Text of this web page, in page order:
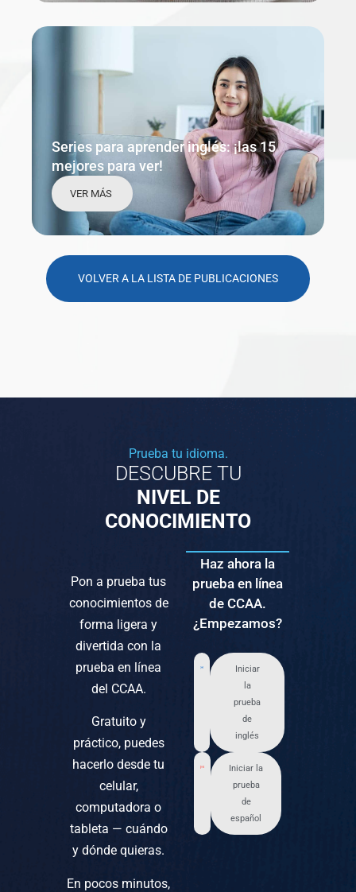
Series para aprender inglés: ¡las 15
mejores para ver!
VER MÁS
VOLVER A LA LISTA DE PUBLICACIONES
Prueba tu idioma.
DESCUBRE TU
NIVEL DE
CONOCIMIENTO
Pon a prueba tus
conocimientos de
forma ligera y
divertida con la
prueba en línea
del CCAA.
Gratuito y
práctico, puedes
hacerlo desde tu
celular,
computadora o
tableta — cuándo
y dónde quieras.
En pocos minutos,
Haz ahora la
prueba en línea
de CCAA.
¿Empezamos?
Iniciar
la
prueba
de
inglés
Iniciar la
prueba
de
español